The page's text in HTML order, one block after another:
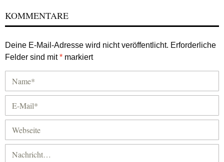
KOMMENTARE
Deine E-Mail-Adresse wird nicht veröffentlicht. Erforderliche
Felder sind mit* markiert